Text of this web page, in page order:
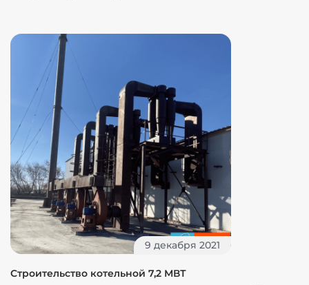
9 декабря 2021
Строительство котельной 7,2 МВТ